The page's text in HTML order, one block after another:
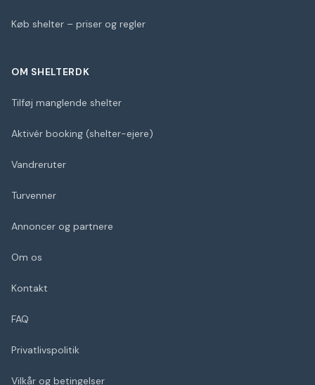
Køb shelter – priser og regler
OM SHELTERDK
Tilføj manglende shelter
Aktivér booking (shelter-ejere)
Vandreruter
Turvenner
Annoncer og partnere
Om os
Kontakt
FAQ
Privatlivspolitik
Vilkår og betingelser